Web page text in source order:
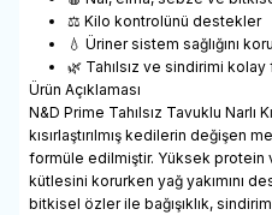
⚖️ Kilo kontrolünü destekler
💧 Üriner sistem sağlığını
🌿 Tahılsız ve sindirimi
Ürün Açıklaması
N&D Prime Tahılsız Tavuklu Narlı
kısırlaştırılmış kedilerin değişen
formüle edilmiştir. Yüksek
kütlesini korurken yağ yakımını
bitkisel özler ile bağışıklık,